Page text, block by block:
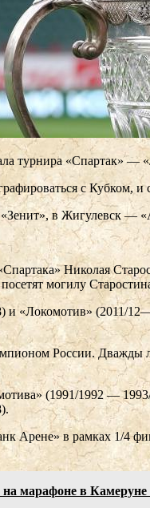
турнира
с
в Жигулевск —
Николая
могилу
«Локомотив» (2011/
России.
(1991/1992 —
Арене» в рамках 1/4
на марафоне в